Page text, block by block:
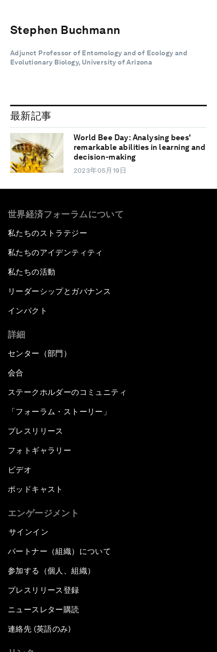
Stephen Buchmann
Adjunct Professor of Entomology and of Ecology and
Evolutionary Biology, University of Arizona
最新記事
World Bee Day: Analysing bees'
remarkable abilities in learning and
decision-making
2023年05月19日
世界経済フォーラムについて
私たちのストラテジー
私たちのアイデンティティ
私たちの活動
リーダーシップとガバナンス
インパクト
詳細
センター（部門）
会合
ステークホルダーのコミュニティ
「フォーラム・ストーリー」
プレスリリース
フォトギャラリー
ビデオ
ポッドキャスト
エンゲージメント
サインイン
パートナー（組織）について
参加する（個人、組織）
プレスリリース登録
ニュースレター購読
連絡先 (英語のみ)